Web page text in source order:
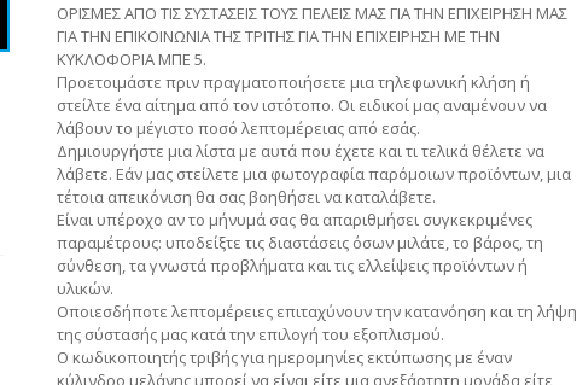
ΟΡΙΣΜΕΣ ΑΠΟ ΤΙΣ ΣΥΣΤΑΣΕΙΣ ΤΟΥΣ ΠΕΛΕΙΣ ΜΑΣ ΓΙΑ ΤΗΝ ΕΠΙΧΕΙΡΗΣΗ ΜΑΣ
ΓΙΑ ΤΗΝ ΕΠΙΚΟΙΝΩΝΙΑ ΤΗΣ ΤΡΙΤΗΣ ΓΙΑ ΤΗΝ ΕΠΙΧΕΙΡΗΣΗ ΜΕ ΤΗΝ
ΚΥΚΛΟΦΟΡΙΑ ΜΠΕ 5.
Προετοιμάστε πριν πραγματοποιήσετε μια τηλεφωνική κλήση ή
στείλτε ένα αίτημα από τον ιστότοπο. Οι ειδικοί μας αναμένουν να
λάβουν το μέγιστο ποσό λεπτομέρειας από εσάς.
Δημιουργήστε μια λίστα με αυτά που έχετε και τι τελικά θέλετε να
λάβετε. Εάν μας στείλετε μια φωτογραφία παρόμοιων προϊόντων, μια
τέτοια απεικόνιση θα σας βοηθήσει να καταλάβετε.
Είναι υπέροχο αν το μήνυμά σας θα απαριθμήσει συγκεκριμένες
παραμέτρους: υποδείξτε τις διαστάσεις όσων μιλάτε, το βάρος, τη
σύνθεση, τα γνωστά προβλήματα και τις ελλείψεις προϊόντων ή
υλικών.
Οποιεσδήποτε λεπτομέρειες επιταχύνουν την κατανόηση και τη λήψη
της σύστασής μας κατά την επιλογή του εξοπλισμού.
Ο κωδικοποιητής τριβής για ημερομηνίες εκτύπωσης με έναν
κύλινδρο μελάνης μπορεί να είναι είτε μια ανεξάρτητη μονάδα είτε